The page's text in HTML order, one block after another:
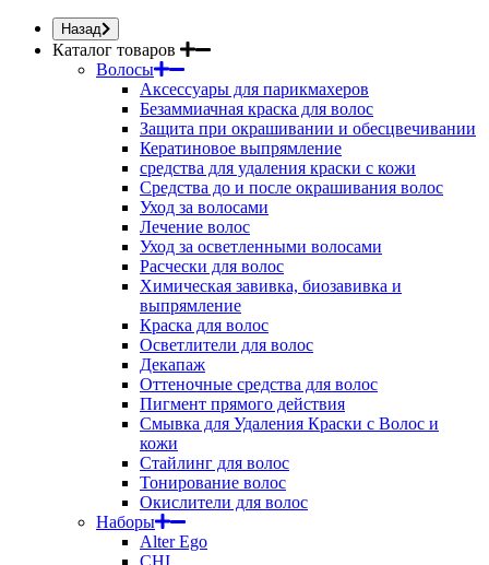
Назад
Каталог товаров
Волосы
Аксессуары для парикмахеров
Безаммиачная краска для волос
Защита при окрашивании и обесцвечивании
Кератиновое выпрямление
средства для удаления краски с кожи
Средства до и после окрашивания волос
Уход за волосами
Лечение волос
Уход за осветленными волосами
Расчески для волос
Химическая завивка, биозавивка и
выпрямление
Краска для волос
Осветлители для волос
Декапаж
Оттеночные средства для волос
Пигмент прямого действия
Смывка для Удаления Краски с Волос и
кожи
Стайлинг для волос
Тонирование волос
Окислители для волос
Наборы
Alter Ego
CHI